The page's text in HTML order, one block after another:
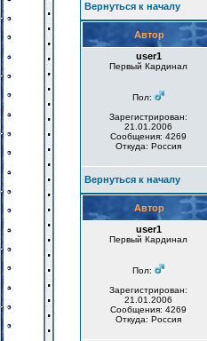
Вернуться к началу
Автор
user1
Первый Кардинал
Пол:
Зарегистрирован:
21.01.2006
Сообщения: 4269
Откуда: Россия
Вернуться к началу
Автор
user1
Первый Кардинал
Пол:
Зарегистрирован:
21.01.2006
Сообщения: 4269
Откуда: Россия